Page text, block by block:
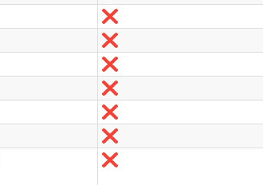
No
No
No
No
No
No
No